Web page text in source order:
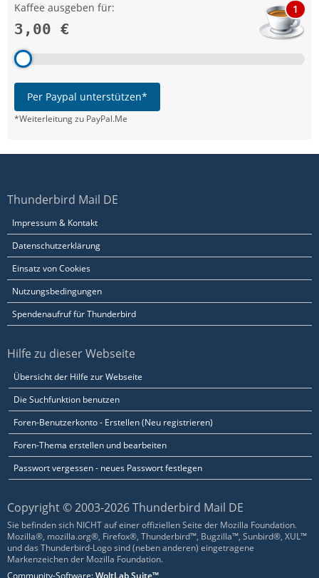
Kaffee ausgeben für:
3,00 €
1
Per Paypal unterstützen*
*Weiterleitung zu PayPal.Me
Thunderbird Mail DE
Impressum & Kontakt
Datenschutzerklärung
Einsatz von Cookies
Nutzungsbedingungen
Spendenaufruf für Thunderbird
Hilfe zu dieser Webseite
Übersicht der Hilfe zur Webseite
Die Suchfunktion benutzen
Foren-Benutzerkonto - Erstellen (Neu registrieren)
Foren-Thema erstellen und bearbeiten
Passwort vergessen - neues Passwort festlegen
Copyright © 2003-2026 Thunderbird Mail DE
Sie befinden sich NICHT auf einer offiziellen Seite der Mozilla Foundation.
Mozilla®, mozilla.org®, Firefox®, Thunderbird™, Bugzilla™, Sunbird®, XUL™
und das Thunderbird-Logo sind (neben anderen) eingetragene
Markenzeichen der Mozilla Foundation.